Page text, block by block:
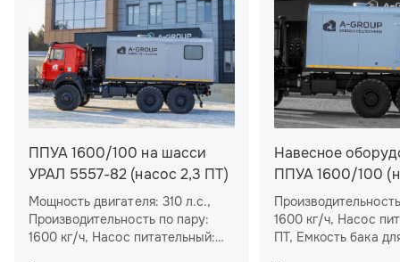
ППУА 1600/100 на шасси
УРАЛ 5557-82 (насос 2,3 ПТ)
Мощность двигателя: 310 л.с.,
Производительность по пару:
1600 кг/ч, Насос питательный:
Навесное
ППУА 1600/100
для шасси
1600 кг/ч, Насос
ПТ, Емкость бака